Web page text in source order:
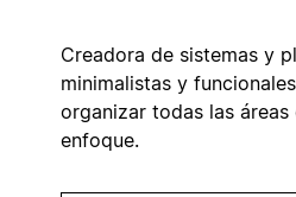
Creadora de sistemas y
minimalistas y
organizar todas las
enfoque.